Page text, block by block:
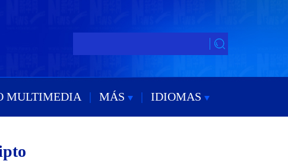
MULTIMEDIA | MÁS | IDIOMAS